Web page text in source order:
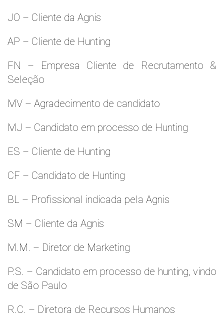
JO – Cliente da Agnis
AP – Cliente de Hunting
FN – Empresa Cliente de Recrutamento &
Seleção
MV – Agradecimento de candidato
MJ – Candidato em processo de Hunting
ES – Cliente de Hunting
CF – Candidato de Hunting
BL – Profissional indicada pela Agnis
SM – Cliente da Agnis
M.M. – Diretor de Marketing
P.S. – Candidato em processo de hunting, vindo
de São Paulo
R.C. – Diretora de Recursos Humanos